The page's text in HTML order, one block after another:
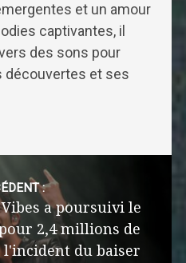
et un amour
captivantes, il
des sons pour
découvertes et ses
:
a poursuivi le
2,4 millions de
l'incident du baiser